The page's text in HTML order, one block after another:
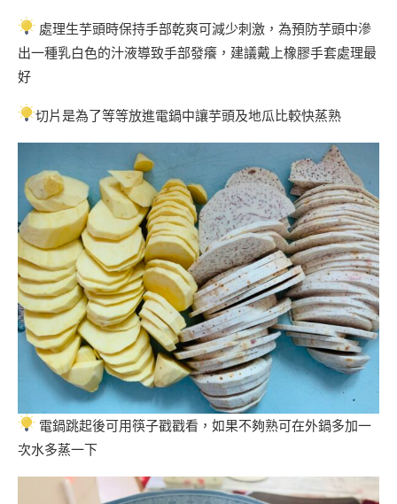
處理生芋頭時保持手部乾爽可減少刺激，為預防芋頭中滲
出一種乳白色的汁液導致手部發癢，建議戴上橡膠手套處理最
好
切片是為了等等放進電鍋中讓芋頭及地瓜比較快蒸熟
電鍋跳起後可用筷子戳戳看，如果不夠熟可在外鍋多加一
次水多蒸一下